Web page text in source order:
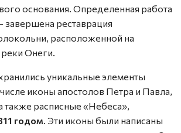
основания. Определенная работа
реставрация
расположенной на
Онеги.
уникальные элементы
иконы апостолов Петра и Павла,
также расписные «Небеса»,
годом. Эти иконы были написаны